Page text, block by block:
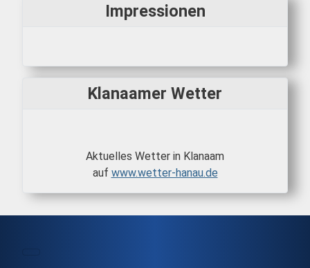
Impressionen
Klanaamer Wetter
Aktuelles Wetter in Klanaam
auf www.wetter-hanau.de